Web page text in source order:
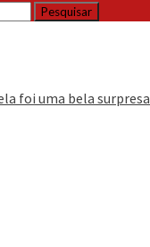
foi uma bela surpresa